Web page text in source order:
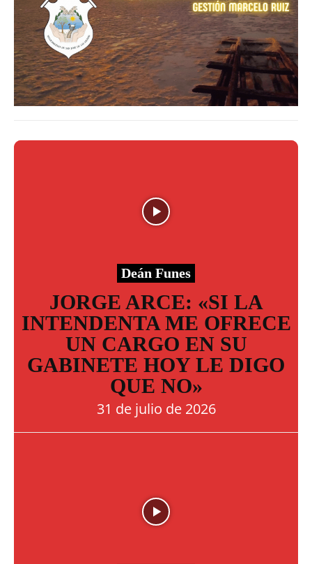
Deán Funes
JORGE ARCE: «SI LA
INTENDENTA ME OFRECE
UN CARGO EN SU
GABINETE HOY LE DIGO
QUE NO»
31 de julio de 2026